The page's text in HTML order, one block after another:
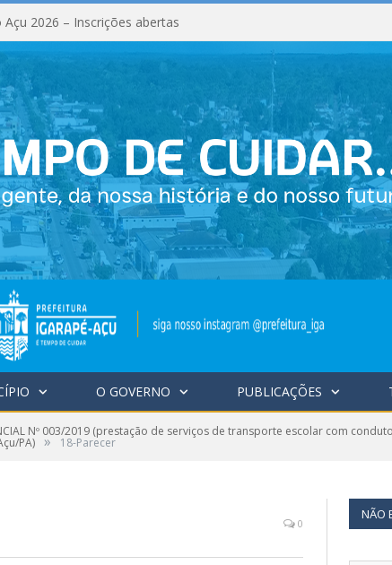
2026 – Inscrições abertas
O GOVERNO PUBLICAÇÕES
Nº 003/2019 (prestação de serviços de transporte escolar com
PA) » 18-Parecer
0
NÃO